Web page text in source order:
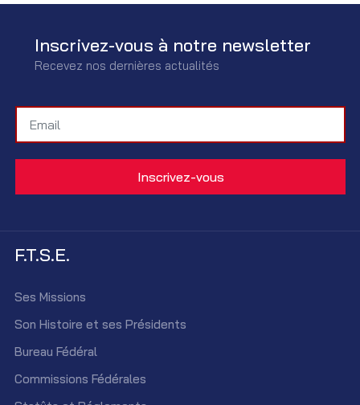
Inscrivez-vous à notre newsletter
Recevez nos dernières actualités
F.T.S.E.
Ses Missions
Son Histoire et ses Présidents
Bureau Fédéral
Commissions Fédérales